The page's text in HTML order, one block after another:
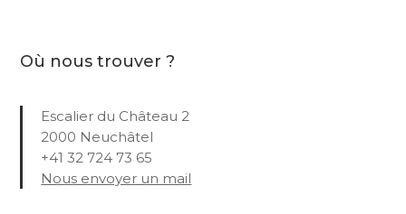
Où nous trouver ?
Escalier du Château 2
2000 Neuchâtel
+41 32 724 73 65
Nous envoyer un mail